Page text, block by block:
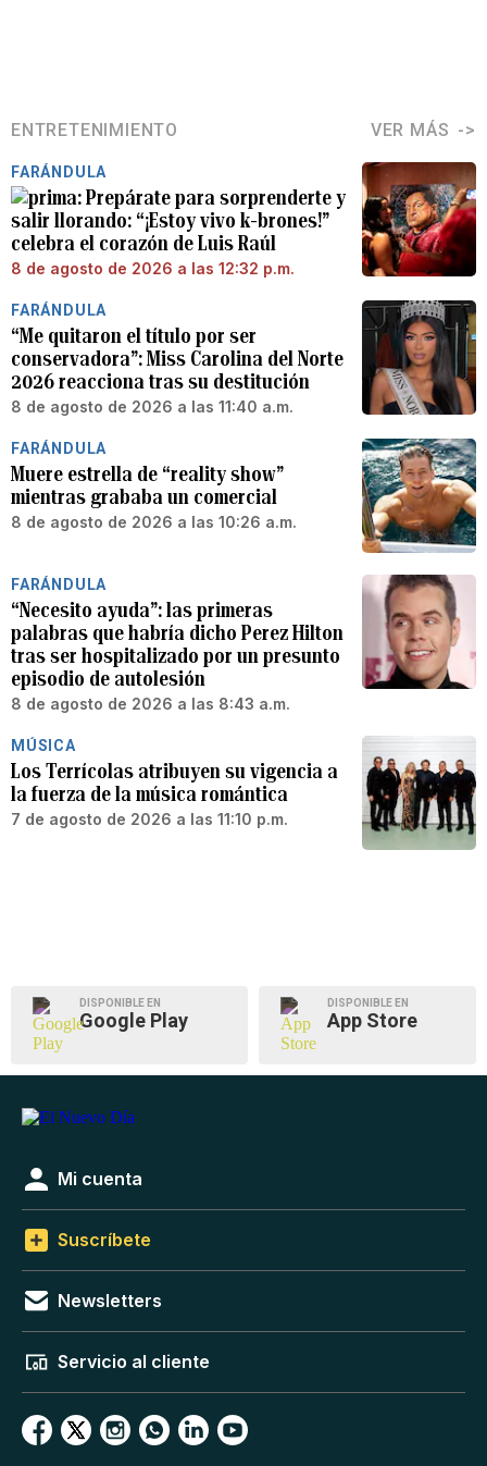
ENTRETENIMIENTO VER MÁS
FARÁNDULA
Prepárate para sorprenderte y
salir llorando: “¡Estoy vivo k-brones!”
celebra el corazón de Luis Raúl
8 de agosto de 2026 a las 12:32 p.m.
FARÁNDULA
“Me quitaron el título por ser
conservadora”: Miss Carolina del Norte
2026 reacciona tras su destitución
8 de agosto de 2026 a las 11:40 a.m.
FARÁNDULA
Muere estrella de “reality show”
mientras grababa un comercial
8 de agosto de 2026 a las 10:26 a.m.
FARÁNDULA
“Necesito ayuda”: las primeras
palabras que habría dicho Perez Hilton
tras ser hospitalizado por un presunto
episodio de autolesión
8 de agosto de 2026 a las 8:43 a.m.
MÚSICA
Los Terrícolas atribuyen su vigencia a
la fuerza de la música romántica
7 de agosto de 2026 a las 11:10 p.m.
DISPONIBLE EN
Google Play
DISPONIBLE EN
App Store
Mi cuenta
Suscríbete
Newsletters
Servicio al cliente